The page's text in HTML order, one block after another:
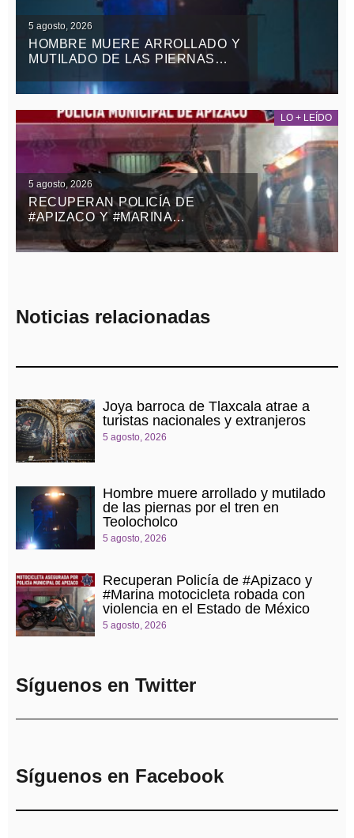
5 agosto, 2026
HOMBRE MUERE ARROLLADO Y
MUTILADO DE LAS PIERNAS
TEOLOCHOLCO
LO + LEÍDO
5 agosto, 2026
RECUPERAN POLICÍA DE
#APIZACO Y #MARINA
MOTOCICLETA ROBADA CON
VIOLENCIA EN EL ESTADO DE
Noticias relacionadas
Joya barroca de Tlaxcala atrae a
turistas nacionales y extranjeros
5 agosto, 2026
Hombre muere arrollado y mutilado
de las piernas por el tren en
Teolocholco
5 agosto, 2026
Recuperan Policía de #Apizaco y
#Marina motocicleta robada con
violencia en el Estado de México
5 agosto, 2026
Síguenos en Twitter
Síguenos en Facebook